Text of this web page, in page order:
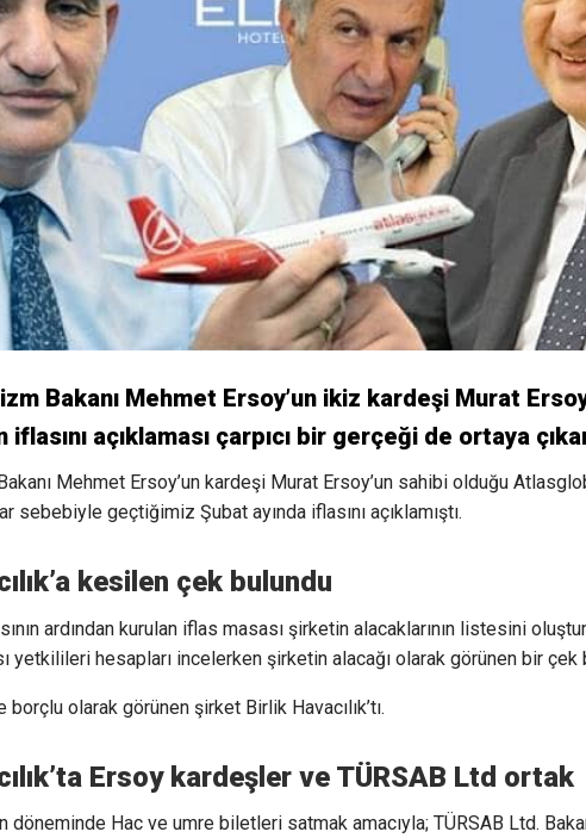
Bakanı Mehmet Ersoy’un ikiz kardeşi Murat
açıklaması çarpıcı bir gerçeği de ortaya
Mehmet Ersoy’un kardeşi Murat Ersoy’un sahibi olduğu
sebebiyle geçtiğimiz Şubat ayında iflasını açıklamıştı.
kesilen çek bulundu
ardından kurulan iflas masası şirketin alacaklarının listesini
yetkilileri hesapları incelerken şirketin alacağı olarak görünen bir çek
olarak görünen şirket Birlik Havacılık’tı.
Ersoy kardeşler ve TÜRSAB Ltd ortak
döneminde Hac ve umre biletleri satmak amacıyla; TÜRSAB Ltd.